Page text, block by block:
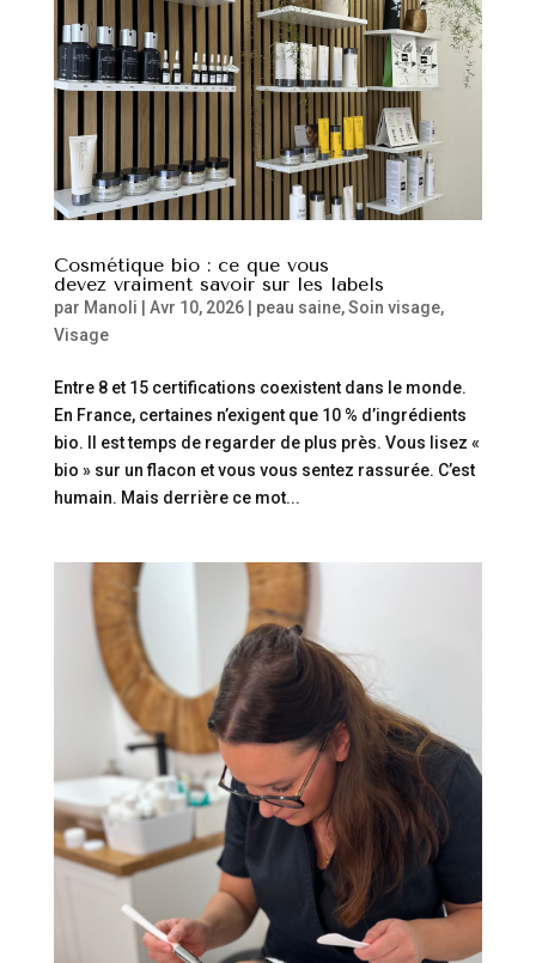
Cosmétique bio : ce que vous
devez vraiment savoir sur les labels
par Manoli Avr 10, 2026| peau saine,Soin visage,
Visage
Entre 8 et 15 certifications coexistent dans le monde.
En France, certaines n’exigent que 10 % d’ingrédients
bio. Il est temps de regarder de plus près. Vous lisez «
bio » sur un flacon et vous vous sentez rassurée. C’est
humain. Mais derrière ce mot...